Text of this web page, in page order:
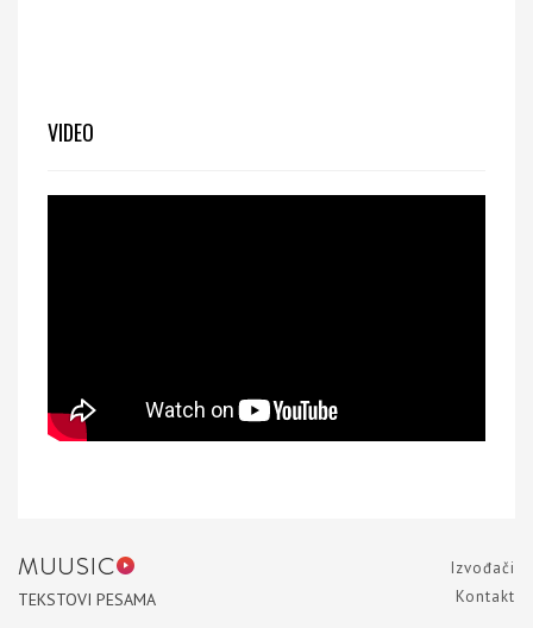
VIDEO
TEKSTOVI PESAMA
Izvođači
Kontakt